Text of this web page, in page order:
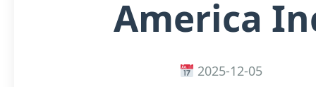
America
2025-12-05